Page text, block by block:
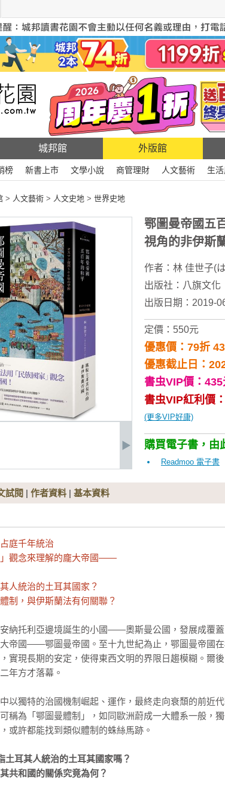
城邦館 外版館
榜 新書上市 文學小說 商管理財 人文藝術 生
> 人文藝術 > 人文史地 > 世界史地
鄂圖曼帝國五
視角的非伊斯
作者： 林 佳世子(
出版社： 八旗文化
出版日期：2019-
定價：550元
優惠價：79折
優惠截止日：
書虫VIP價：435
書虫VIP紅利價
(更多VIP好康)
購買電子書，由
Readmoo 電子書
試閱 | 作者資料 | 基本資料
庭千年統治
觀念來理解的龐大帝國――
人統治的土耳其國家？
制，與伊斯蘭法有何關聯？
納托利亞邊境誕生的小國――奧斯曼公國，發展成覆
帝國――鄂圖曼帝國。至十九世紀為止，鄂圖曼帝國
實現長期的安定，使得東西文明的界限日趨模糊。爾
年方才落幕。
以獨特的治國機制崛起、運作，最終走向衰頹的前近
稱為「鄂圖曼體制」，如同歐洲蔚成一大體系一般，
或許都能找到類似體制的蛛絲馬跡。
土耳其人統治的土耳其國家嗎？
共和國的關係究竟為何？